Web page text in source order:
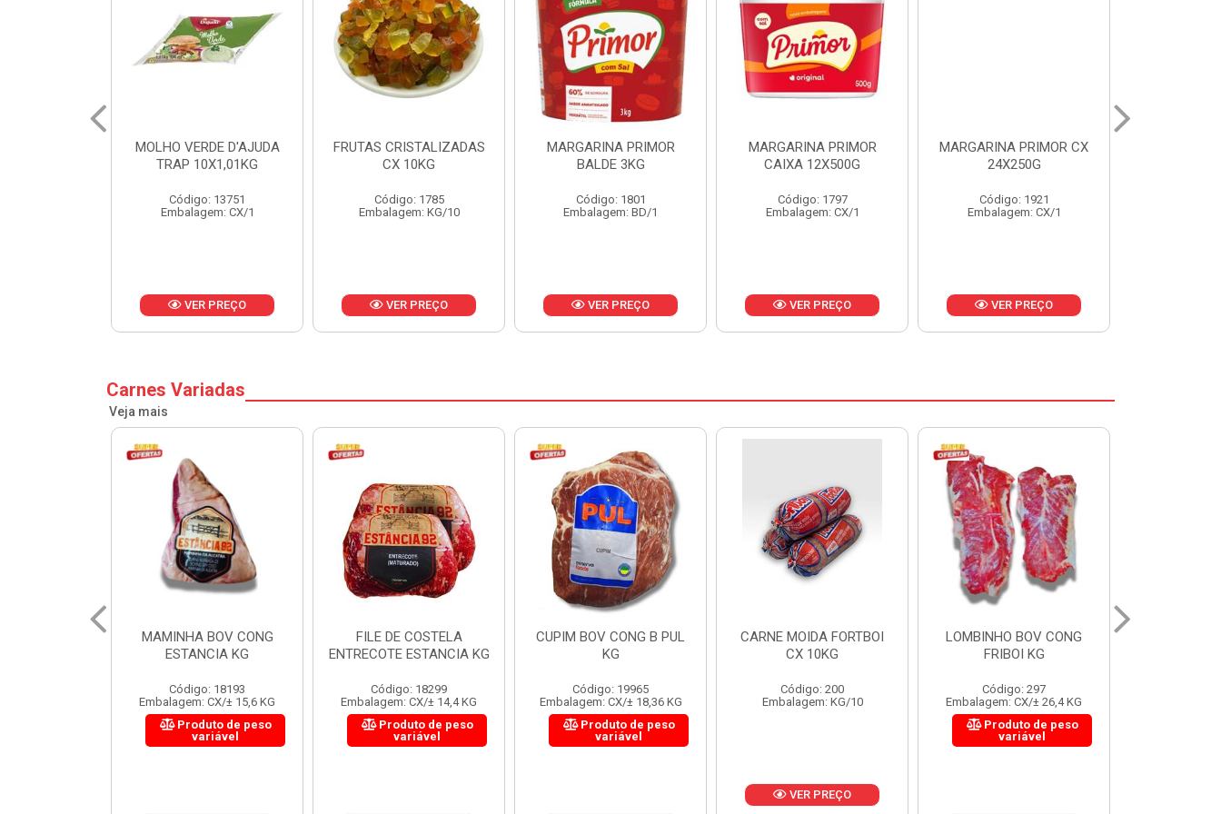
FRUTAS CRISTALIZADAS
CX 10KG
Código: 1785
Embalagem: KG/10
VER PREÇO
MARGARINA PRIMOR
BALDE 3KG
Código: 1801
Embalagem: BD/1
VER PREÇO
MARGARINA PRIMOR
CAIXA 12X500G
Código: 1797
Embalagem: CX/1
VER PREÇO
MARGARINA PRIMOR CX
24X250G
Código: 1921
Embalagem: CX/1
VER PREÇO
MARGARINA DELICIA
CAIXA 24X250G
Código: 6958
Embalagem: CX/1
VER PREÇO
Carnes Variadas
Veja mais
FILE DE COSTELA
ENTRECOTE ESTANCIA KG
Código: 18299
Embalagem: CX/± 14,4 KG
Produto de peso
variável
CUPIM BOV CONG B PUL
KG
Código: 19965
Embalagem: CX/± 18,36 KG
Produto de peso
variável
CARNE MOIDA FORTBOI
CX 10KG
Código: 200
Embalagem: KG/10
LOMBINHO BOV CONG
FRIBOI KG
Código: 297
Embalagem: CX/± 26,4 KG
FIGADO BOV CONG FRIBOI
KG
Código: 222
Embalagem: CX/± 30,12 KG
Produto de peso
variável